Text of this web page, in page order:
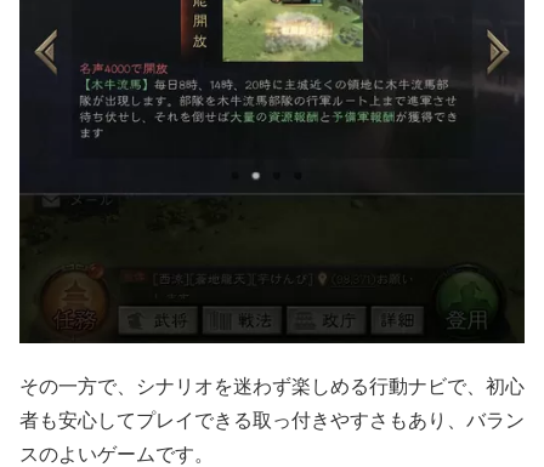
その一方で、シナリオを迷わず楽しめる行動ナビで、初心
者も安心してプレイできる取っ付きやすさもあり、バラン
スのよいゲームです。